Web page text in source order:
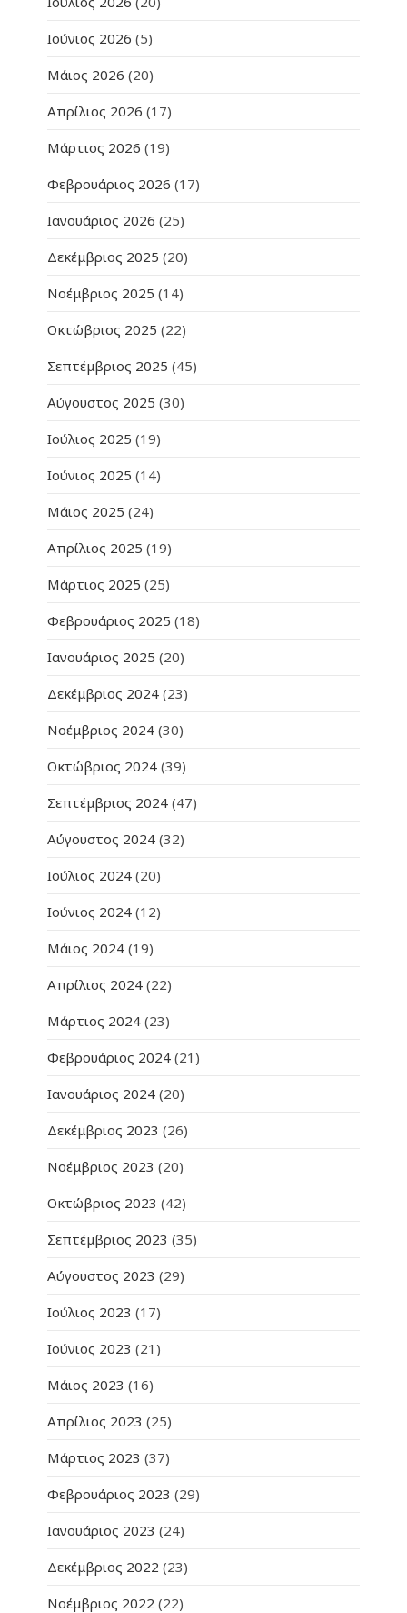
Ιούνιος 2026 (5)
Μάιος 2026 (20)
Απρίλιος 2026 (17)
Μάρτιος 2026 (19)
Φεβρουάριος 2026 (17)
Ιανουάριος 2026 (25)
Δεκέμβριος 2025 (20)
Νοέμβριος 2025 (14)
Οκτώβριος 2025 (22)
Σεπτέμβριος 2025 (45)
Αύγουστος 2025 (30)
Ιούλιος 2025 (19)
Ιούνιος 2025 (14)
Μάιος 2025 (24)
Απρίλιος 2025 (19)
Μάρτιος 2025 (25)
Φεβρουάριος 2025 (18)
Ιανουάριος 2025 (20)
Δεκέμβριος 2024 (23)
Νοέμβριος 2024 (30)
Οκτώβριος 2024 (39)
Σεπτέμβριος 2024 (47)
Αύγουστος 2024 (32)
Ιούλιος 2024 (20)
Ιούνιος 2024 (12)
Μάιος 2024 (19)
Απρίλιος 2024 (22)
Μάρτιος 2024 (23)
Φεβρουάριος 2024 (21)
Ιανουάριος 2024 (20)
Δεκέμβριος 2023 (26)
Νοέμβριος 2023 (20)
Οκτώβριος 2023 (42)
Σεπτέμβριος 2023 (35)
Αύγουστος 2023 (29)
Ιούλιος 2023 (17)
Ιούνιος 2023 (21)
Μάιος 2023 (16)
Απρίλιος 2023 (25)
Μάρτιος 2023 (37)
Φεβρουάριος 2023 (29)
Ιανουάριος 2023 (24)
Δεκέμβριος 2022 (23)
Νοέμβριος 2022 (22)